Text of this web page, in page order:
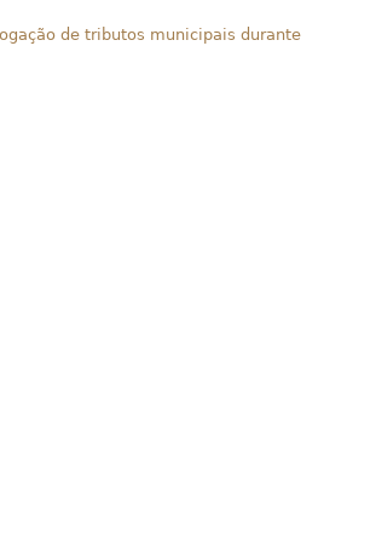
de tributos municipais durante